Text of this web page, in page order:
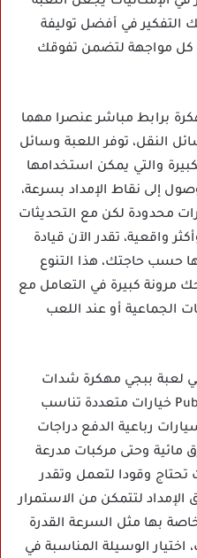
التفكير في أفضل توليفة
كل مواجهة لتضمن تفوقك
برابط مباشر عنصرا مهما
النقل، توفر اللعبة وسائل
والتي يمكن استخدامها
إلى نقاط الإمداد بسرعة،
محدودة لكن مع التحديثات
واقعية، تقدر الآن قيادة
حسب حاجتك، هذا التنوع
مرونة كبيرة في التعامل مع
الجماعية أو عند اللعب
لعبة ببجي مهكرة شدات
للاندرويد Pubg Mobile Mod uc Apk خيارات متعددة تناسب
رباعية الدفع دراجات
مائية وحتى مركبات مدرعة
تحتاج وقودا لتعمل وتقدر
لتتمكن من الاستمرار
بها مثل السرعة القدرة
الوسيلة المناسبة في